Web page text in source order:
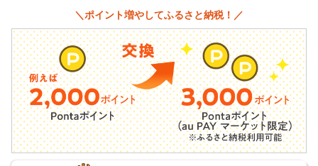
＼ポイント増やしてふるさと納税！／